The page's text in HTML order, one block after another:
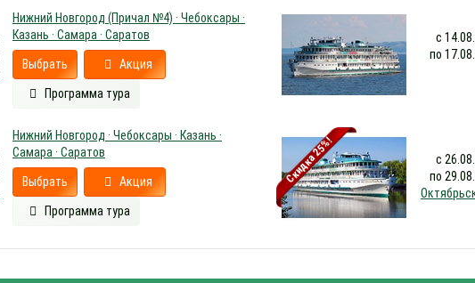
Нижний Новгород (Причал №4) · Чебоксары ·
Казань · Самара · Саратов
Выбрать Акция
Программа тура
с
по
Нижний Новгород · Чебоксары · Казань ·
Самара · Саратов
Выбрать Акция
Программа тура
Скидка 25%!
с
по